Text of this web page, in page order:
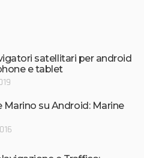
satellitari per android
e tablet
Marino su Android: Marine